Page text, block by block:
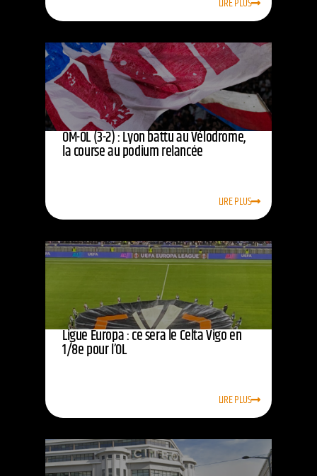
LIRE PLUS
OM-OL (3-2) : Lyon battu au Vélodrome,
la course au podium relancée
LIRE PLUS
Ligue Europa : ce sera le Celta Vigo en
1/8e pour l’OL
LIRE PLUS